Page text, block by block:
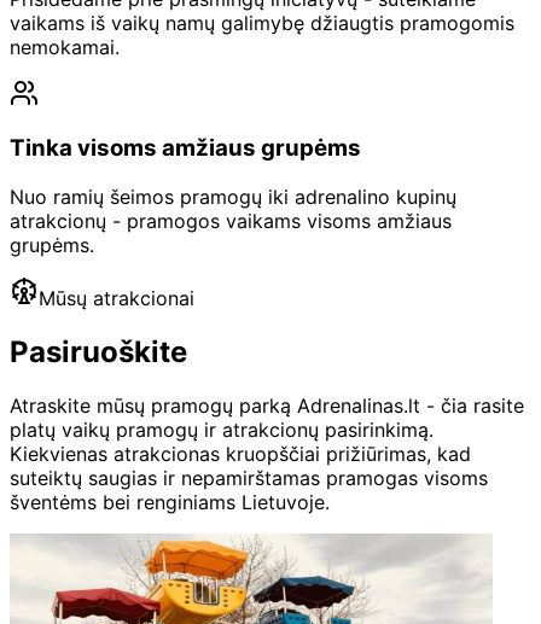
vaikams iš vaikų namų galimybę džiaugtis pramogomis
nemokamai.
Tinka visoms amžiaus grupėms
Nuo ramių šeimos pramogų iki adrenalino kupinų
atrakcionų - pramogos vaikams visoms amžiaus
grupėms.
Mūsų atrakcionai
Pasiruoškite
Atraskite mūsų pramogų parką Adrenalinas.lt - čia rasite
platų vaikų pramogų ir atrakcionų pasirinkimą.
Kiekvienas atrakcionas kruopščiai prižiūrimas, kad
suteiktų saugias ir nepamirštamas pramogas visoms
šventėms bei renginiams Lietuvoje.